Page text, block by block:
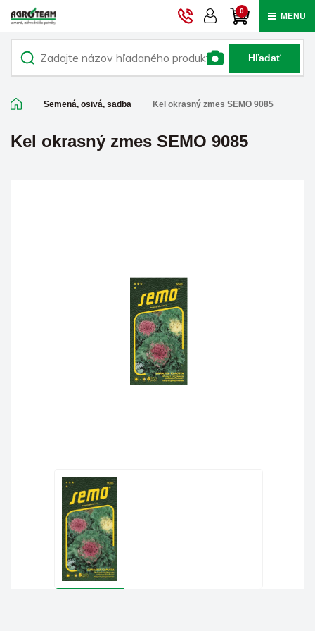
0 MENU
Hľadať
Semená, osivá, sadba Kel okrasný zmes SEMO 9085
Kel okrasný zmes SEMO 9085